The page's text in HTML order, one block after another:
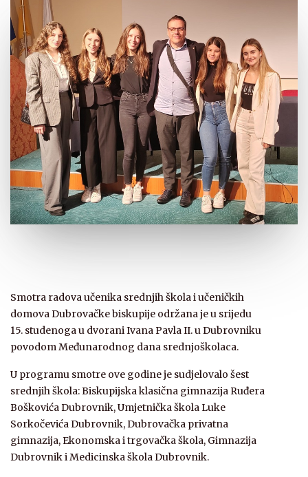
Smotra radova učenika srednjih škola i učeničkih
domova Dubrovačke biskupije održana je u srijedu
15. studenoga u dvorani Ivana Pavla II. u Dubrovniku
povodom Međunarodnog dana srednjoškolaca.
U programu smotre ove godine je sudjelovalo šest
srednjih škola: Biskupijska klasična gimnazija Ruđera
Boškovića Dubrovnik, Umjetnička škola Luke
Sorkočevića Dubrovnik, Dubrovačka privatna
gimnazija, Ekonomska i trgovačka škola, Gimnazija
Dubrovnik i Medicinska škola Dubrovnik.